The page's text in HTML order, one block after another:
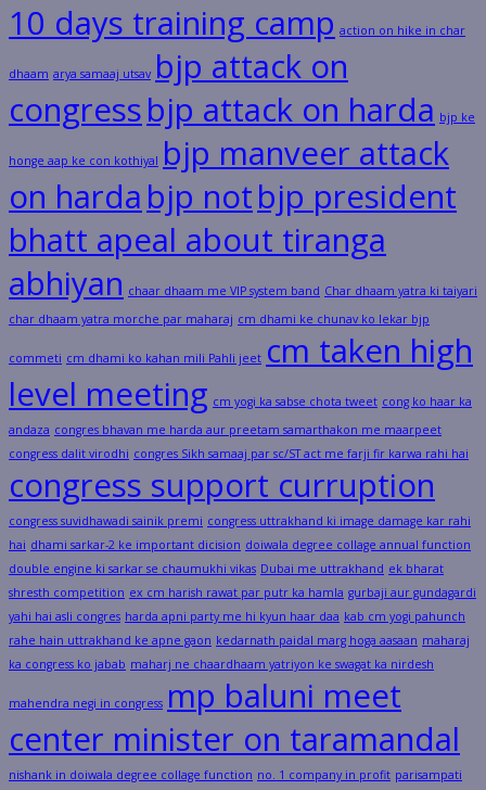
10 days training camp action on hike in char
dhaam arya samaaj utsav bjp attack on
congressbjp attack on harda bjp ke
honge aap ke con kothiyal bjp manveer attack
on harda bjp notbjp president
bhatt apeal about tiranga
abhiyan chaar dhaam me VIP system band Char dhaam yatra ki taiyari
char dhaam yatra morche par maharaj cm dhami ke chunav ko lekar bjp
commeti cm dhami ko kahan mili Pahli jeet cm taken high
level meeting cm yogi ka sabse chota tweet cong ko haar ka
andaza congres bhavan me harda aur preetam samarthakon me maarpeet
congress dalit virodhi congres Sikh samaaj par sc/ST act me farji fir karwa rahi hai
congress support curruption
congress suvidhawadi sainik premi congress uttrakhand ki image damage kar rahi
hai dhami sarkar-2 ke important dicision doiwala degree collage annual function
double engine ki sarkar se chaumukhi vikas Dubai me uttrakhand ek bharat
shresth competition ex cm harish rawat par putr ka hamla gurbaji aur gundagardi
yahi hai asli congres harda apni party me hi kyun haar daa kab cm yogi pahunch
rahe hain uttrakhand ke apne gaon kedarnath paidal marg hoga aasaan maharaj
ka congress ko jabab maharj ne chaardhaam yatriyon ke swagat ka nirdesh
mahendra negi in congress mp baluni meet
center minister on taramandal
nishank in doiwala degree collage function no. 1 company in profit parisampati